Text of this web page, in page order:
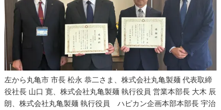
左から丸亀市 市長 松永 恭二さま、株式会社丸亀製麺 代表取締
役社長 山口 寛、株式会社丸亀製麺 執行役員 営業本部長 大木 辰
朗、株式会社丸亀製麺 執行役員 ハピカン企画本部本部長 宇治